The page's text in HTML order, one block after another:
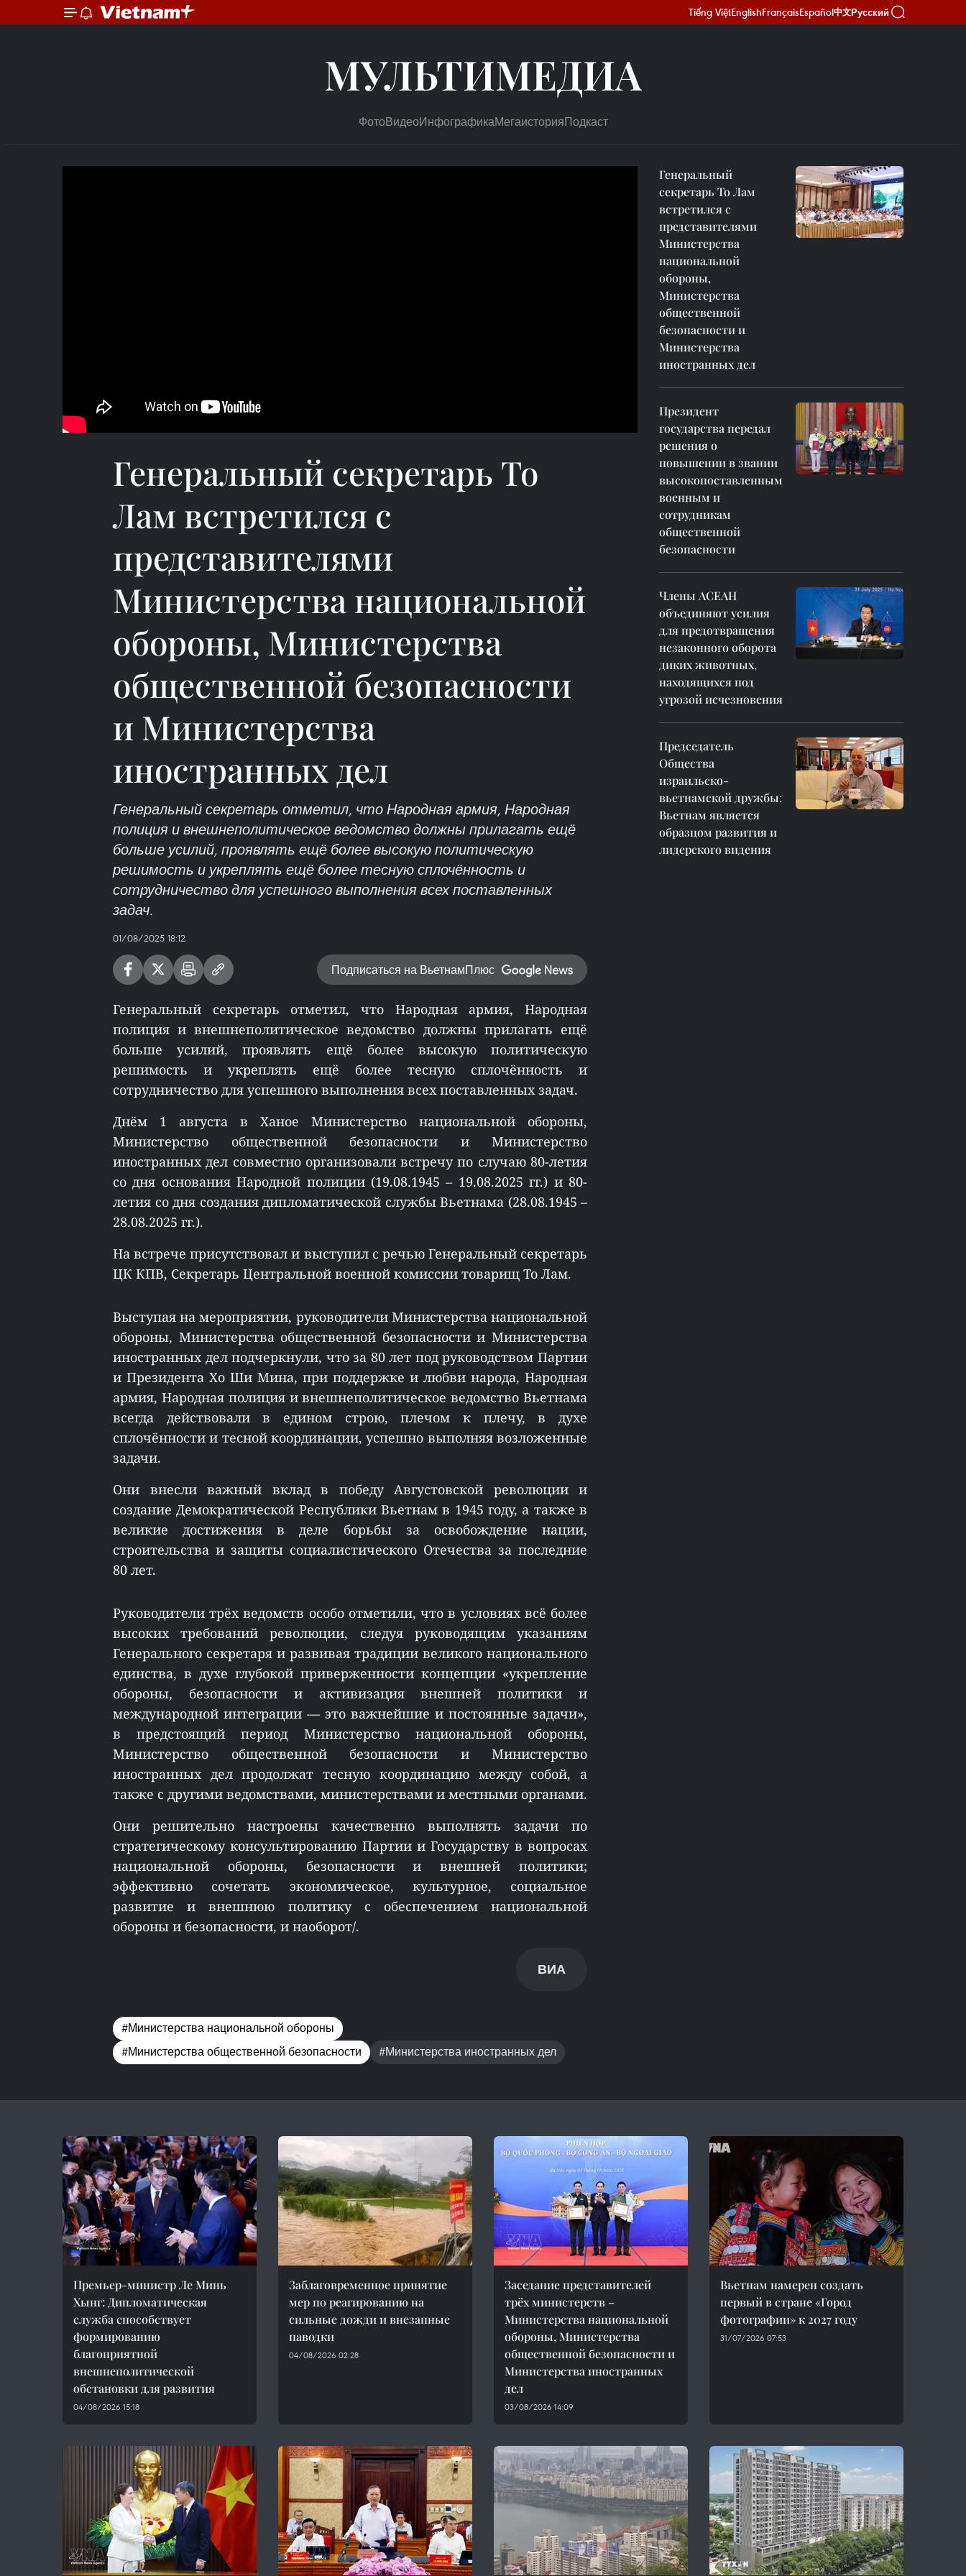
Tiếng ViệtEnglishFrançaisEspañol中文Русский
МУЛЬТИМЕДИА
ФотоВидеоИнфографикаМегаисторияПодкаст
Генеральный секретарь То
Лам встретился с
представителями
Министерства национальной
обороны, Министерства
общественной безопасности
и Министерства
иностранных дел
Генеральный секретарь отметил, что Народная армия, Народная
полиция и внешнеполитическое ведомство должны прилагать ещё
больше усилий, проявлять ещё более высокую политическую
решимость и укреплять ещё более тесную сплочённость и
сотрудничество для успешного выполнения всех поставленных
задач.
01/08/2025 18:12
Подписаться на ВьетнамПлюс
Генеральный секретарь отметил, что Народная армия, Народная
полиция и внешнеполитическое ведомство должны прилагать ещё
больше усилий, проявлять ещё более высокую политическую
решимость и укреплять ещё более тесную сплочённость и
сотрудничество для успешного выполнения всех поставленных задач.
Днём 1 августа в Ханое Министерство национальной обороны,
Министерство общественной безопасности и Министерство
иностранных дел совместно организовали встречу по случаю 80-летия
со дня основания Народной полиции (19.08.1945 – 19.08.2025 гг.) и 80-
летия со дня создания дипломатической службы Вьетнама (28.08.1945 –
28.08.2025 гг.).
На встрече присутствовал и выступил с речью Генеральный секретарь
ЦК КПВ, Секретарь Центральной военной комиссии товарищ То Лам.
Выступая на мероприятии, руководители Министерства национальной
обороны, Министерства общественной безопасности и Министерства
иностранных дел подчеркнули, что за 80 лет под руководством Партии
и Президента Хо Ши Мина, при поддержке и любви народа, Народная
армия, Народная полиция и внешнеполитическое ведомство Вьетнама
всегда действовали в едином строю, плечом к плечу, в духе
сплочённости и тесной координации, успешно выполняя возложенные
задачи.
Они внесли важный вклад в победу Августовской революции и
создание Демократической Республики Вьетнам в 1945 году, а также в
великие достижения в деле борьбы за освобождение нации,
строительства и защиты социалистического Отечества за последние
80 лет.
Руководители трёх ведомств особо отметили, что в условиях всё более
высоких требований революции, следуя руководящим указаниям
Генерального секретаря и развивая традиции великого национального
единства, в духе глубокой приверженности концепции «укрепление
обороны, безопасности и активизация внешней политики и
международной интеграции — это важнейшие и постоянные задачи»,
в предстоящий период Министерство национальной обороны,
Министерство общественной безопасности и Министерство
иностранных дел продолжат тесную координацию между собой, а
также с другими ведомствами, министерствами и местными органами.
Они решительно настроены качественно выполнять задачи по
стратегическому консультированию Партии и Государству в вопросах
национальной обороны, безопасности и внешней политики;
эффективно сочетать экономическое, культурное, социальное
развитие и внешнюю политику с обеспечением национальной
обороны и безопасности, и наоборот/.
ВИА
#Министерства национальной обороны
#Министерства общественной безопасности
#Министерства иностранных дел
Генеральный
секретарь То Лам
встретился с
представителями
Министерства
национальной
обороны,
Министерства
общественной
безопасности и
Министерства
иностранных дел
Президент
государства передал
решения о
повышении в звании
высокопоставленным
военным и
сотрудникам
общественной
безопасности
Члены АСЕАН
объединяют усилия
для предотвращения
незаконного оборота
диких животных,
находящихся под
угрозой исчезновения
Председатель
Общества
израильско-
вьетнамской дружбы:
Вьетнам является
образцом развития и
лидерского видения
Премьер-министр Ле Минь
Хынг: Дипломатическая
служба способствует
формированию
благоприятной
внешнеполитической
обстановки для развития
04/08/2026 15:18
Заблаговременное принятие
мер по реагированию на
сильные дожди и внезапные
паводки
04/08/2026 02:28
Заседание представителей
трёх министерств –
Министерства национальной
обороны, Министерства
общественной безопасности и
Министерства иностранных
дел
03/08/2026 14:09
Вьетнам намерен создать
первый в стране «Город
фотографии» к 2027 году
31/07/2026 07:53